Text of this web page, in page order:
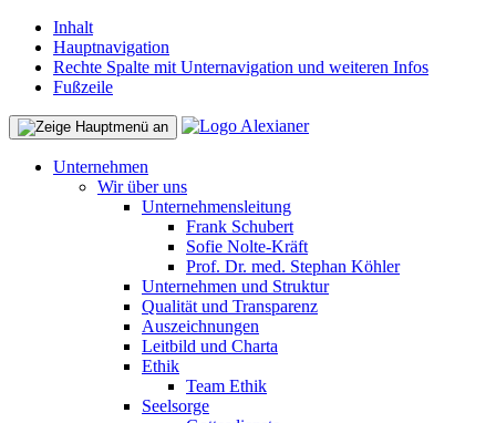
Inhalt
Hauptnavigation
Rechte Spalte mit Unternavigation und weiteren Infos
Fußzeile
Unternehmen
Wir über uns
Unternehmensleitung
Frank Schubert
Sofie Nolte-Kräft
Prof. Dr. med. Stephan Köhler
Unternehmen und Struktur
Qualität und Transparenz
Auszeichnungen
Leitbild und Charta
Ethik
Team Ethik
Seelsorge